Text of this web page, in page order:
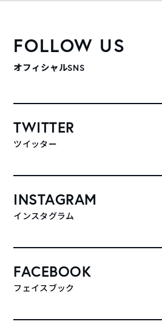
FOLLOW US
オフィシャルSNS
TWITTER
ツイッター
INSTAGRAM
インスタグラム
FACEBOOK
フェイスブック